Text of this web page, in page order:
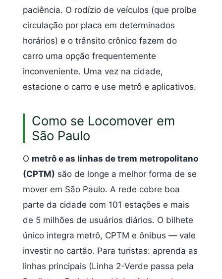
paciência. O rodízio de veículos (que proíbe
circulação por placa em determinados
horários) e o trânsito crônico fazem do
carro uma opção frequentemente
inconveniente. Uma vez na cidade,
estacione o carro e use metrô e aplicativos.
Como se Locomover em
São Paulo
O metrô e as linhas de trem metropolitano
(CPTM) são de longe a melhor forma de se
mover em São Paulo. A rede cobre boa
parte da cidade com 101 estações e mais
de 5 milhões de usuários diários. O bilhete
único integra metrô, CPTM e ônibus — vale
investir no cartão. Para turistas: aprenda as
linhas principais (Linha 2-Verde passa pela